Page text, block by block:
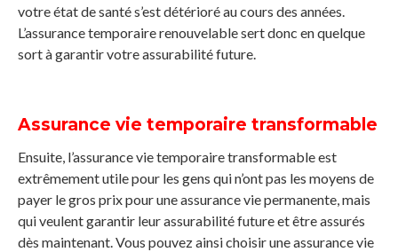
votre état de santé s’est détérioré au cours des années.
L’assurance temporaire renouvelable sert donc en quelque
sort à garantir votre assurabilité future.
Assurance vie temporaire transformable
Ensuite, l’assurance vie temporaire transformable est
extrêmement utile pour les gens qui n’ont pas les moyens de
payer le gros prix pour une assurance vie permanente, mais
qui veulent garantir leur assurabilité future et être assurés
dès maintenant. Vous pouvez ainsi choisir une assurance vie